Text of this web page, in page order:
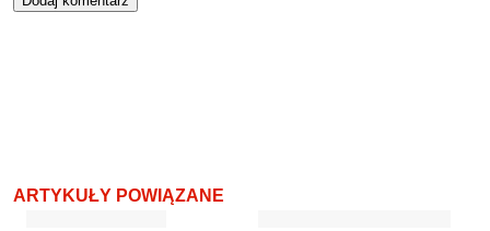
ARTYKUŁY POWIĄZANE